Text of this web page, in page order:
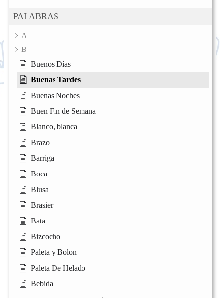
PALABRAS
A
B
Buenos Días
Buenas Tardes
Buenas Noches
Buen Fin de Semana
Blanco, blanca
Brazo
Barriga
Boca
Blusa
Brasier
Bata
Bizcocho
Paleta y Bolon
Paleta De Helado
Bebida